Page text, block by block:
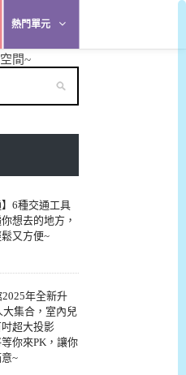
熱門單元
間~
】6種交通工具
想去的地方，
又方便~
年全新升
集合，室內兒
超大投影
你來PK，讓你
~